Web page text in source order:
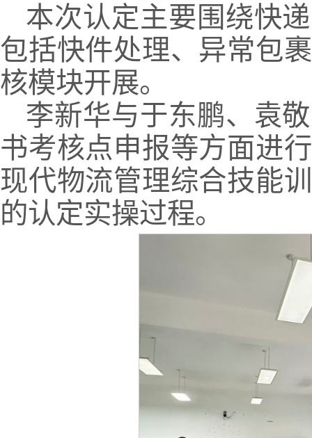
本次认定主要围绕快
包括快件处理、异常包
核模块开展。
李新华与于东鹏、袁
书考核点申报等方面进
现代物流管理综合技能
的认定实操过程。